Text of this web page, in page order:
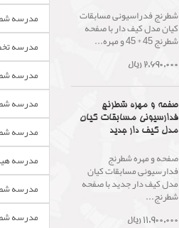
شطرنج فدراسیونی مسابقات
کیان مدل کیف دار با صفحه
شطرنج 45 * 45 و مهره...
2,690,000 ریال
صفحه و مهره شطرنج
فدارسیونی مسابقات کیان
مدل کیف دار جدید
صفحه و مهره شطرنج
فدارسیونی مسابقات کیان
مدل کیف دار جدید با صفحه
شطرنج...
11,900,000 ریال
مدرسه
مدرسه
مدرسه
مدرسه
مدرسه
مدرسه
مدرسه
مدرسه